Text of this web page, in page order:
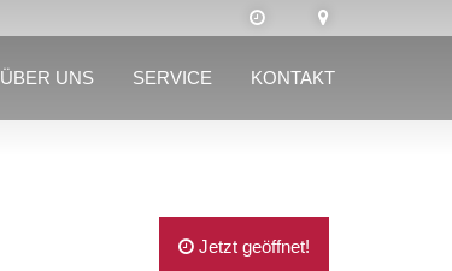
ÜBER UNS SERVICE KONTAKT
Jetzt geöffnet!